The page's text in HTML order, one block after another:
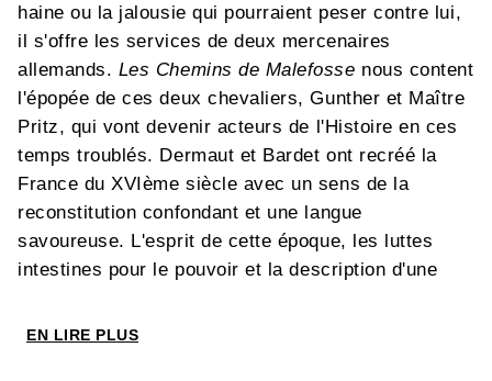
haine ou la jalousie qui pourraient peser contre lui,
il s'offre les services de deux mercenaires
allemands. Les Chemins de Malefosse nous content
l'épopée de ces deux chevaliers, Gunther et Maître
Pritz, qui vont devenir acteurs de l'Histoire en ces
temps troublés. Dermaut et Bardet ont recréé la
France du XVIème siècle avec un sens de la
reconstitution confondant et une langue
savoureuse. L'esprit de cette époque, les luttes
intestines pour le pouvoir et la description d'une
retranscrits avec réalisme et brio. Un
EN LIRE PLUS